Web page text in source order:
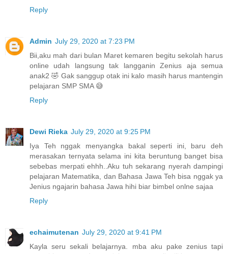
Reply
Admin July 29, 2020 at 7:23 PM
Bii,aku mah dari bulan Maret kemaren begitu sekolah harus
online udah langsung tak langganin Zenius aja semua
anak2 🤣 Gak sanggup otak ini kalo masih harus mantengin
pelajaran SMP SMA 😅
Reply
Dewi Rieka July 29, 2020 at 9:25 PM
Iya Teh nggak menyangka bakal seperti ini, baru deh
merasakan ternyata selama ini kita beruntung banget bisa
sebebas merpati ehhh..Aku tuh sekarang nyerah dampingi
pelajaran Matematika, dan Bahasa Jawa Teh bisa nggak ya
Jenius ngajarin bahasa Jawa hihi biar bimbel onlne sajaa
Reply
echaimutenan July 29, 2020 at 9:41 PM
Kayla seru sekali belajarnya. mba aku pake zenius tapi